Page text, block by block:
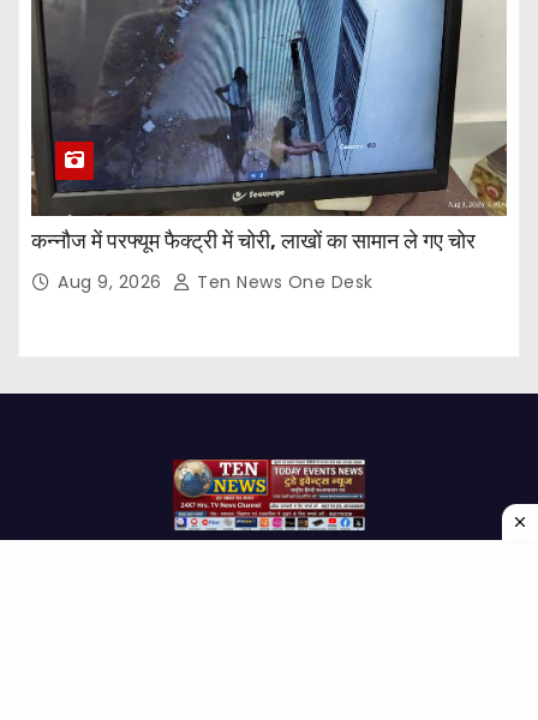
कन्नौज में परफ्यूम फैक्ट्री में चोरी, लाखों का सामान ले गए चोर
Aug 9, 2026 Ten News One Desk